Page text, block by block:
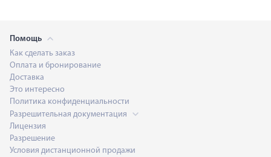
Помощь
Как сделать заказ
Оплата и бронирование
Доставка
Это интересно
Политика конфиденциальности
Разрешительная документация
Лицензия
Разрешение
Условия дистанционной продажи